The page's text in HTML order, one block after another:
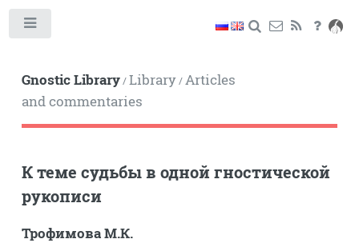
Gnostic Library/Library/Articles
and commentaries
К теме судьбы в одной гностической
рукописи
Трофимова М.К.